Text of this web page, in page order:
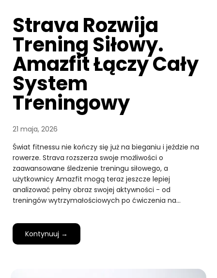
Strava Rozwija
Trening Siłowy.
Amazfit Łączy Cały
System
Treningowy
21 maja, 2026
Świat fitnessu nie kończy się już na bieganiu i jeździe na
rowerze. Strava rozszerza swoje możliwości o
zaawansowane śledzenie treningu siłowego, a
użytkownicy Amazfit mogą teraz jeszcze lepiej
analizować pełny obraz swojej aktywności - od
treningów wytrzymałościowych po ćwiczenia na…
Kontynuuj →